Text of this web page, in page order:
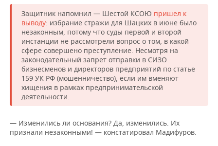
Защитник напомнил — Шестой КСОЮ пришел к
выводу: избрание стражи для Шацких в июне было
незаконным, потому что суды первой и второй
инстанции не рассмотрели вопрос о том, в какой
сфере совершено преступление. Несмотря на
законодательный запрет отправки в СИЗО
бизнесменов и директоров предприятий по статье
159 УК РФ (мошенничество), если им вменяют
хищения в рамках предпринимательской
деятельности.
— Изменились ли основания? Да, изменились. Их
признали незаконными! — констатировал Мадифуров.